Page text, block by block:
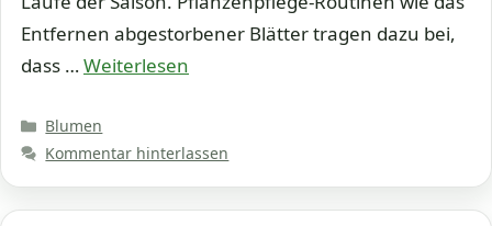
Entfernen abgestorbener Blätter tragen dazu bei,
dass …Weiterlesen
Kategorien
Blumen
Kommentar hinterlassen